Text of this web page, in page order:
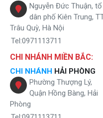
Nguyễn Đức Thuận, tổ
dân phố Kiên Trung,
Trâu Quỳ, Hà Nội
Tel:0971113711
CHI NHÁNH MIỀN BẮC:
CHI NHÁNH HẢI PHÒNG
Phường Thượng Lý,
Quận Hồng Bàng, Hải
Phòng